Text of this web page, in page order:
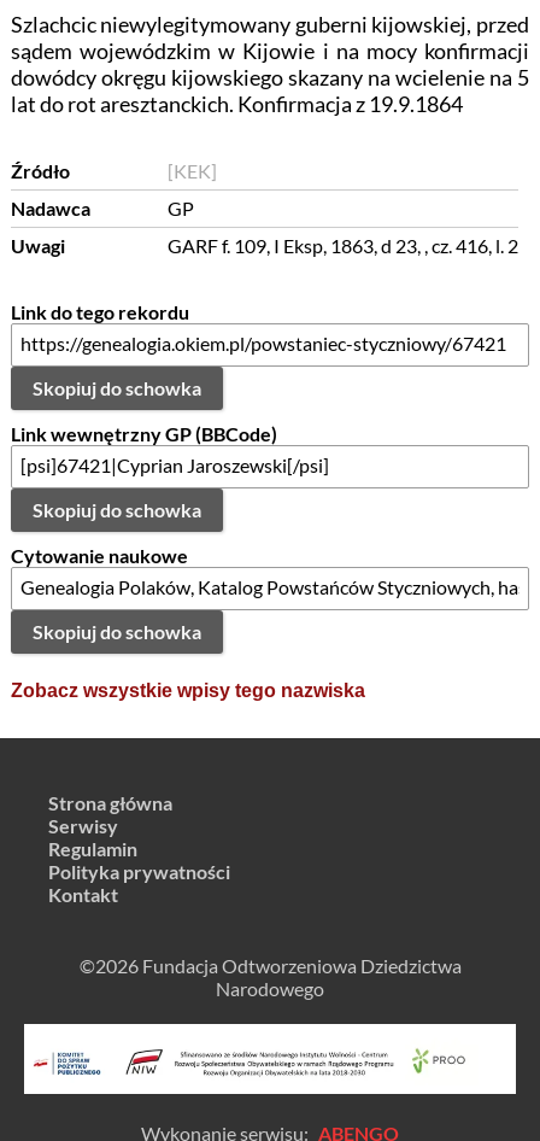
Szlachcic niewylegitymowany guberni kijowskiej, przed
sądem wojewódzkim w Kijowie i na mocy konfirmacji
dowódcy okręgu kijowskiego skazany na wcielenie na 5
lat do rot aresztanckich. Konfirmacja z 19.9.1864
Źródło
[KEK]
Nadawca
GP
Uwagi
GARF f. 109, I Eksp, 1863, d 23, , cz. 416, l. 2
Link do tego rekordu
Skopiuj do schowka
Link wewnętrzny GP (BBCode)
Skopiuj do schowka
Cytowanie naukowe
Skopiuj do schowka
Zobacz wszystkie wpisy tego nazwiska
Strona główna
Serwisy
Regulamin
Polityka prywatności
Kontakt
©2026 Fundacja Odtworzeniowa Dziedzictwa
Narodowego
Wykonanie serwisu: ABENGO